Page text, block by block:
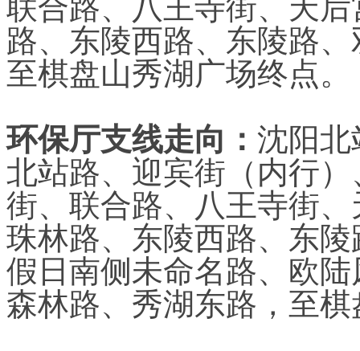
联合路、八王寺街、天
路、东陵西路、东陵路
至棋盘山秀湖广场终点。
环保厅支线走向： 沈阳北
北站路、迎宾街（内行
街、联合路、八王寺街
珠林路、东陵西路、东
假日南侧未命名路、欧
森林路、秀湖东路，至